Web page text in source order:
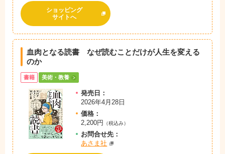
ショッピング
サイトへ
血肉となる読書 なぜ読むことだけが人生を変える
のか
書籍 美術・教養
発売日：
2026年4月28日
価格：
2,200円
（税込み）
お問合せ先：
あさま社